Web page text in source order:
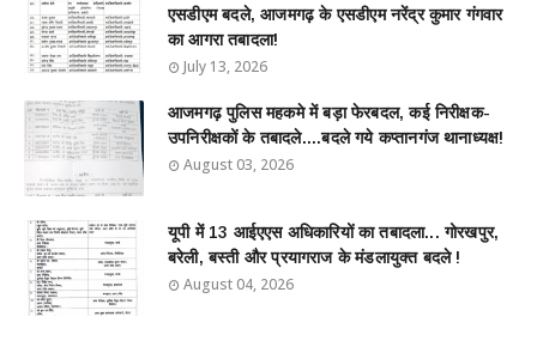
एसडीएम बदले, आजमगढ़ के एसडीएम नरेंद्र कुमार गंगवार
का आगरा तबादला!
July 13, 2026
आजमगढ़ पुलिस महकमे में बड़ा फेरबदल, कई निरीक्षक-
उपनिरीक्षकों के तबादले....बदले गये कप्तानगंज थानाध्यक्ष!
August 03, 2026
यूपी में 13 आईएएस अधिकारियों का तबादला... गोरखपुर,
बरेली, बस्ती और प्रयागराज के मंडलायुक्त बदले !
August 04, 2026